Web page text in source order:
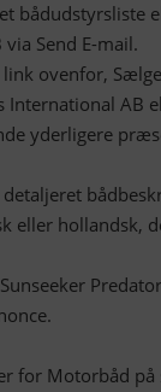
Send E-mail.
ovenfor,
International AB
yderligere
eller hollandsk,
for Motorbåd